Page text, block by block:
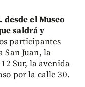
el Museo
saldrá y
participantes
San Juan, la
Sur, la avenida
por la calle 30.